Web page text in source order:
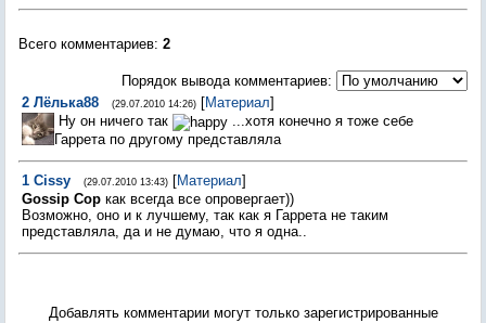
Всего комментариев: 2
Порядок вывода комментариев:
2 Лёлька88 (29.07.2010 14:26) [Материал]
Ну он ничего так
...хотя конечно я тоже себе
Гаррета по другому представляла
1 Cissy (29.07.2010 13:43) [Материал]
Gossip Cop как всегда все опровергает))
Возможно, оно и к лучшему, так как я Гаррета не таким
представляла, да и не думаю, что я одна..
Добавлять комментарии могут только зарегистрированные